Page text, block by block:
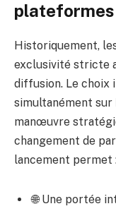
plateformes
Historiquement,
exclusivité stricte
diffusion. Le choix
simultanément sur
manœuvre
changement de
lancement permet
🌐 Une portée